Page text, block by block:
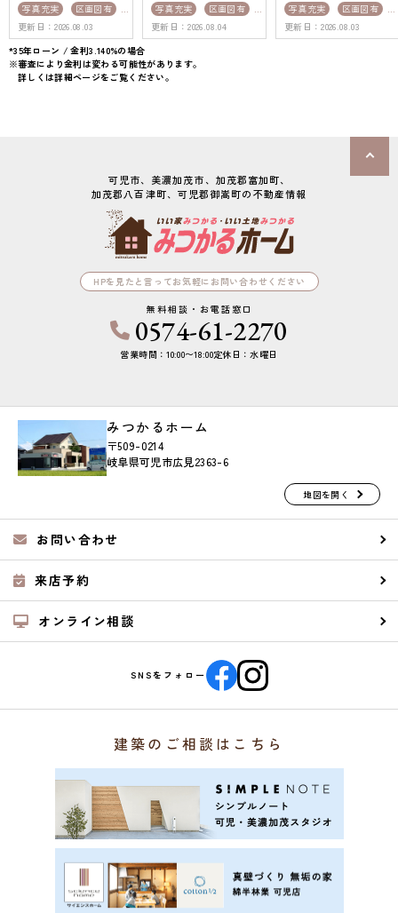
写真充実
区画図有
50坪以上
上下水道完備
更新日：2026.08.03
写真充実
区画図有
50坪以上
更新日：2026.08.04
写真充実
区画図有
50坪以上
更新日：2026.08.03
*35年ローン / 金利3.140%の場合
※審査により金利は変わる可能性があります。
詳しくは詳細ページをご覧ください。
可児市、美濃加茂市、加茂郡富加町、
加茂郡八百津町、可児郡御嵩町の不動産情報
HPを見たと言ってお気軽にお問い合わせください
無料相談・お電話窓口
0574-61-2270
営業時間：10:00〜18:00定休日：水曜日
みつかるホーム
〒509-0214
岐阜県可児市広見2363-6
地図を開く
お問い合わせ
来店予約
オンライン相談
SNSをフォロー
建築のご相談はこちら